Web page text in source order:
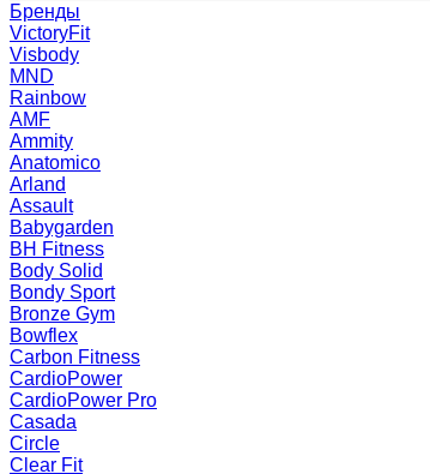
Бренды
VictoryFit
Visbody
MND
Rainbow
AMF
Ammity
Anatomico
Arland
Assault
Babygarden
BH Fitness
Body Solid
Bondy Sport
Bronze Gym
Bowflex
Carbon Fitness
CardioPower
CardioPower Pro
Casada
Circle
Clear Fit